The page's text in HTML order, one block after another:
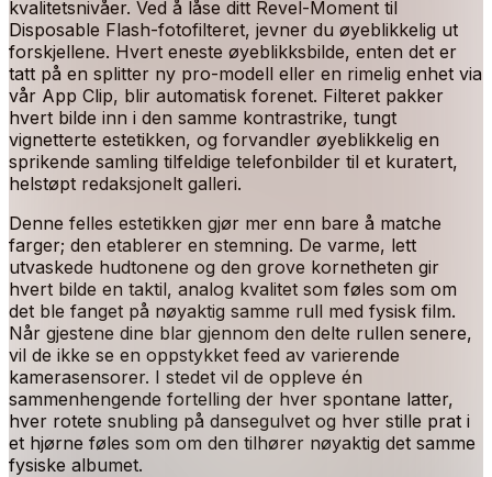
kvalitetsnivåer. Ved å låse ditt Revel-Moment til
Disposable Flash-fotofilteret, jevner du øyeblikkelig ut
forskjellene. Hvert eneste øyeblikksbilde, enten det er
tatt på en splitter ny pro-modell eller en rimelig enhet via
vår App Clip, blir automatisk forenet. Filteret pakker
hvert bilde inn i den samme kontrastrike, tungt
vignetterte estetikken, og forvandler øyeblikkelig en
sprikende samling tilfeldige telefonbilder til et kuratert,
helstøpt redaksjonelt galleri.
Denne felles estetikken gjør mer enn bare å matche
farger; den etablerer en stemning. De varme, lett
utvaskede hudtonene og den grove kornetheten gir
hvert bilde en taktil, analog kvalitet som føles som om
det ble fanget på nøyaktig samme rull med fysisk film.
Når gjestene dine blar gjennom den delte rullen senere,
vil de ikke se en oppstykket feed av varierende
kamerasensorer. I stedet vil de oppleve én
sammenhengende fortelling der hver spontane latter,
hver rotete snubling på dansegulvet og hver stille prat i
et hjørne føles som om den tilhører nøyaktig det samme
fysiske albumet.